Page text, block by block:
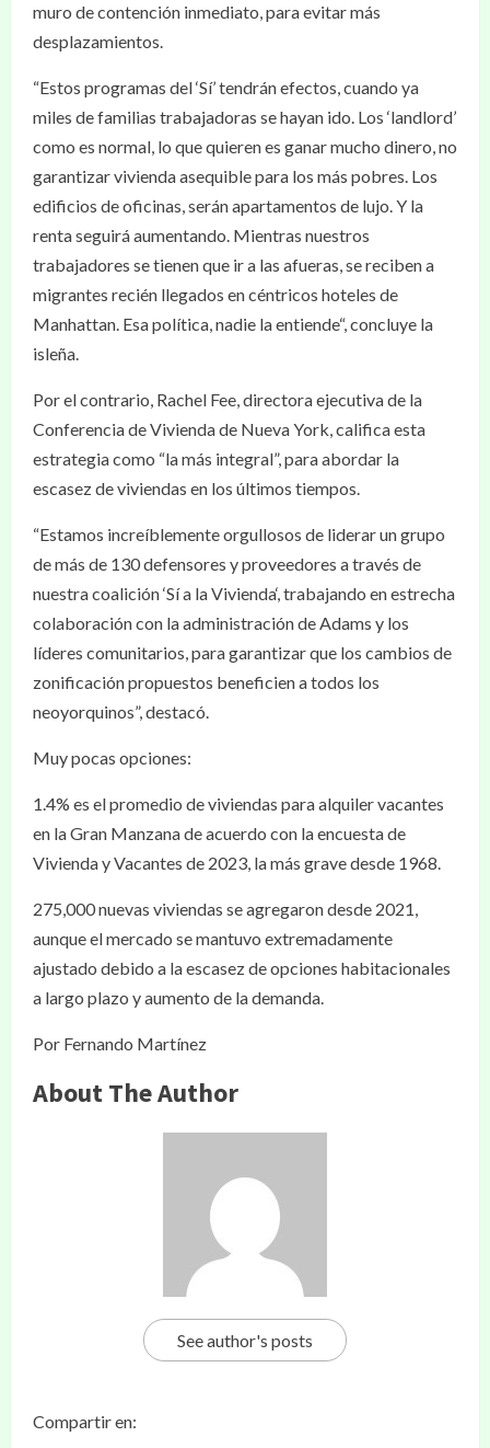
muro de contención inmediato, para evitar más
desplazamientos.
“Estos programas del ‘Sí’ tendrán efectos, cuando ya
miles de familias trabajadoras se hayan ido. Los ‘landlord’
como es normal, lo que quieren es ganar mucho dinero, no
garantizar vivienda asequible para los más pobres. Los
edificios de oficinas, serán apartamentos de lujo. Y la
renta seguirá aumentando. Mientras nuestros
trabajadores se tienen que ir a las afueras, se reciben a
migrantes recién llegados en céntricos hoteles de
Manhattan. Esa política, nadie la entiende“, concluye la
isleña.
Por el contrario, Rachel Fee, directora ejecutiva de la
Conferencia de Vivienda de Nueva York, califica esta
estrategia como “la más integral”, para abordar la
escasez de viviendas en los últimos tiempos.
“Estamos increíblemente orgullosos de liderar un grupo
de más de 130 defensores y proveedores a través de
nuestra coalición ‘Sí a la Vivienda‘, trabajando en estrecha
colaboración con la administración de Adams y los
líderes comunitarios, para garantizar que los cambios de
zonificación propuestos beneficien a todos los
neoyorquinos”, destacó.
Muy pocas opciones:
1.4% es el promedio de viviendas para alquiler vacantes
en la Gran Manzana de acuerdo con la encuesta de
Vivienda y Vacantes de 2023, la más grave desde 1968.
275,000 nuevas viviendas se agregaron desde 2021,
aunque el mercado se mantuvo extremadamente
ajustado debido a la escasez de opciones habitacionales
a largo plazo y aumento de la demanda.
Por Fernando Martínez
About The Author
See author's posts
Compartir en: